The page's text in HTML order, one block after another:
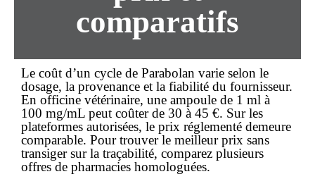
comparatifs
Le coût d’un cycle de Parabolan varie selon le
dosage, la provenance et la fiabilité du fournisseur.
En officine vétérinaire, une ampoule de 1 ml à
100 mg/mL peut coûter de 30 à 45 €. Sur les
plateformes autorisées, le prix réglementé demeure
comparable. Pour trouver le meilleur prix sans
transiger sur la traçabilité, comparez plusieurs
offres de pharmacies homologuées.